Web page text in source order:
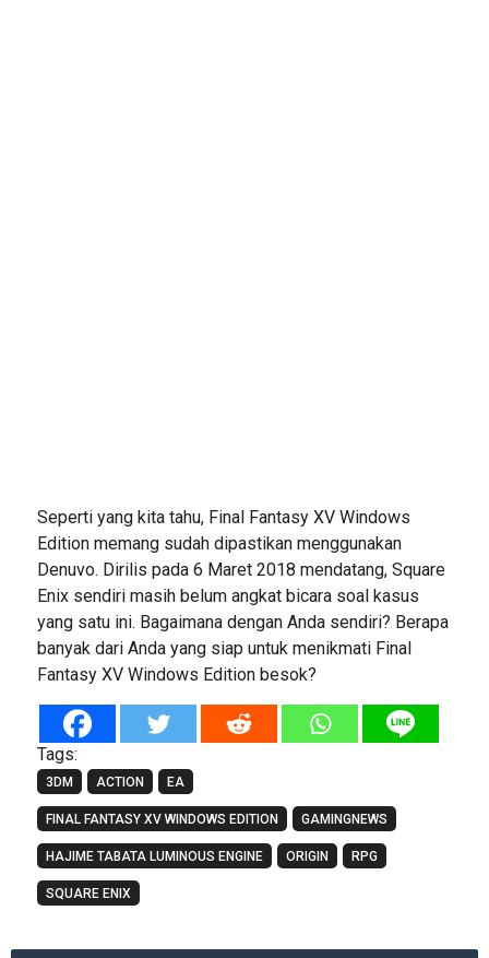
Seperti yang kita tahu, Final Fantasy XV Windows
Edition memang sudah dipastikan menggunakan
Denuvo. Dirilis pada 6 Maret 2018 mendatang, Square
Enix sendiri masih belum angkat bicara soal kasus
yang satu ini. Bagaimana dengan Anda sendiri? Berapa
banyak dari Anda yang siap untuk menikmati Final
Fantasy XV Windows Edition besok?
Tags:
3DM ACTION EA
FINAL FANTASY XV WINDOWS EDITION GAMINGNEWS
HAJIME TABATA LUMINOUS ENGINE ORIGIN RPG
SQUARE ENIX